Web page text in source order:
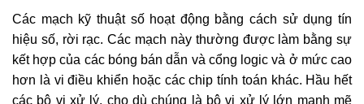
Các mạch kỹ thuật số hoạt động bằng cách sử dụng tín
hiệu số, rời rạc. Các mạch này thường được làm bằng sự
kết hợp của các bóng bán dẫn và cổng logic và ở mức cao
hơn là vi điều khiển hoặc các chip tính toán khác. Hầu hết
các bộ vi xử lý, cho dù chúng là bộ vi xử lý lớn mạnh mẽ